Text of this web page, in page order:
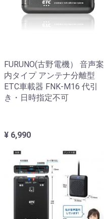
FURUNO(古野電機） 音声案
内タイプ アンテナ分離型
ETC車載器 FNK-M16 代引
き・日時指定不可
¥ 6,990